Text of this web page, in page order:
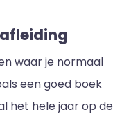
waar je normaal
een goed boek
het hele jaar op de